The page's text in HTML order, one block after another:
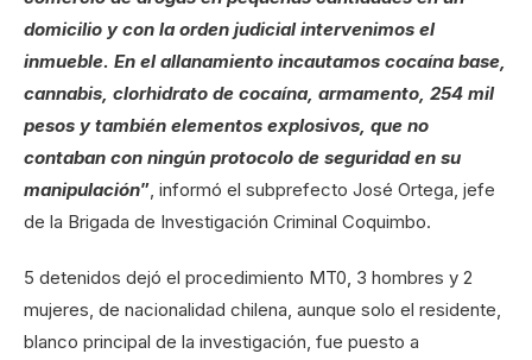
domicilio y con la orden judicial intervenimos el
inmueble. En el allanamiento incautamos cocaína base,
cannabis, clorhidrato de cocaína, armamento, 254 mil
pesos y también elementos explosivos, que no
contaban con ningún protocolo de seguridad en su
manipulación”, informó el subprefecto José Ortega, jefe
de la Brigada de Investigación Criminal Coquimbo.
5 detenidos dejó el procedimiento MT0, 3 hombres y 2
mujeres, de nacionalidad chilena, aunque solo el residente,
blanco principal de la investigación, fue puesto a